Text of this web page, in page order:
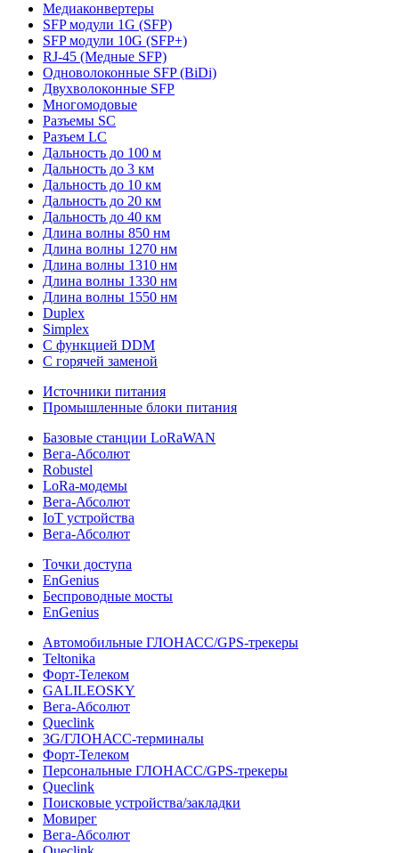
Медиаконвертеры
SFP модули 1G (SFP)
SFP модули 10G (SFP+)
RJ-45 (Медные SFP)
Одноволоконные SFP (BiDi)
Двухволоконные SFP
Многомодовые
Разъемы SC
Разъем LC
Дальность до 100 м
Дальность до 3 км
Дальность до 10 км
Дальность до 20 км
Дальность до 40 км
Длина волны 850 нм
Длина волны 1270 нм
Длина волны 1310 нм
Длина волны 1330 нм
Длина волны 1550 нм
Duplex
Simplex
С функцией DDM
С горячей заменой
Источники питания
Промышленные блоки питания
Базовые станции LoRaWAN
Вега-Абсолют
Robustel
LoRa-модемы
Вега-Абсолют
IoT устройства
Вега-Абсолют
Точки доступа
EnGenius
Беспроводные мосты
EnGenius
Автомобильные ГЛОНАСС/GPS-трекеры
Teltonika
Форт-Телеком
GALILEOSKY
Вега-Абсолют
Queclink
3G/ГЛОНАСС-терминалы
Форт-Телеком
Персональные ГЛОНАСС/GPS-трекеры
Queclink
Поисковые устройства/закладки
Мовирег
Вега-Абсолют